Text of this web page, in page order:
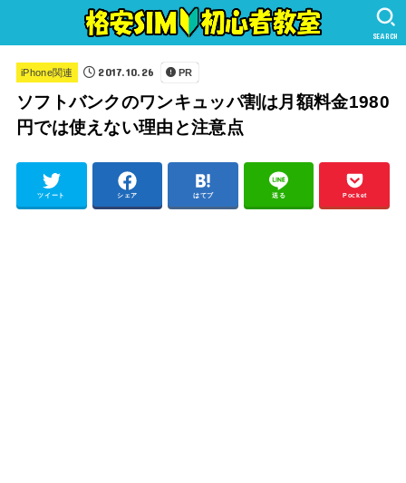
SEARCH
iPhone関連 2017.10.26 PR
ソフトバンクのワンキュッパ割は月額料金1980
円では使えない理由と注意点
ツイート シェア はてブ 送る Pocket